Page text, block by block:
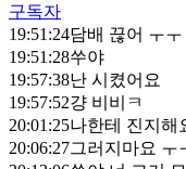
구독자
19:51:24담배 끊어 ㅜㅜ
19:51:28쑤야
19:57:38난 시켰어요
19:57:52걍 비비ㅋ
20:01:25나한테 진지해
20:06:27그러지마요 ㅜ